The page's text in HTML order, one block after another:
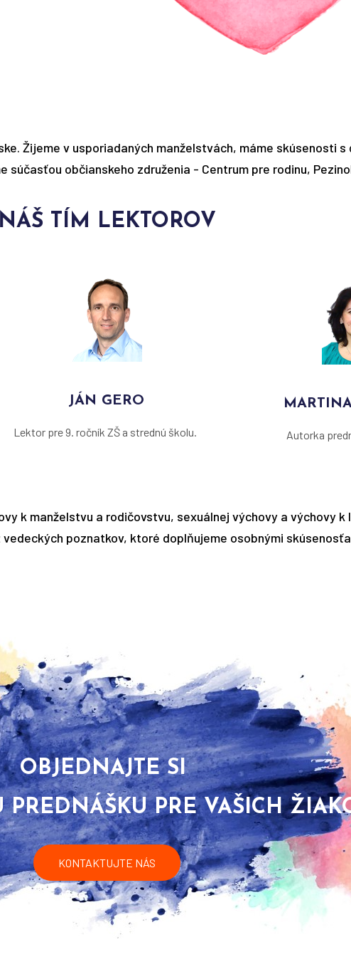
Žijeme v usporiadaných manželstvách, máme skúsenosti s
súčasťou občianskeho združenia - Centrum pre rodinu,
NÁŠ TÍM LEKTOROV
JÁN GERO
Lektor pre 9. ročník ZŠ a strednú školu. Autorka
k manželstvu a rodičovstvu, sexuálnej výchovy a výchovy k
poznatkov, ktoré doplňujeme osobnými
OBJEDNAJTE SI
PREDNÁŠKU PRE VAŠICH
KONTAKTUJTE NÁS